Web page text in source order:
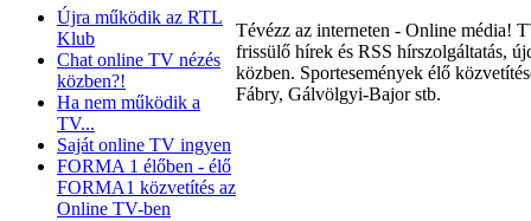
Újra működik az RTL
Klub
Chat online TV nézés
közben?!
Ha nem működik a
TV...
Saját online TV ingyen
FORMA 1 élőben - élő
FORMA1 közvetítés az
Online TV-ben
Tévézz az interneten - Online média!
frissülő hírek és RSS hírszolgáltatás,
közben. Sportesemények élő
Fábry, Gálvölgyi-Bajor stb.